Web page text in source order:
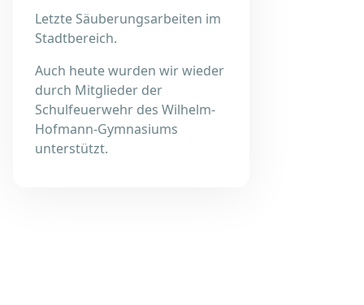
Letzte Säuberungsarbeiten im
Stadtbereich.
Auch heute wurden wir wieder
durch Mitglieder der
Schulfeuerwehr des Wilhelm-
Hofmann-Gymnasiums
unterstützt.